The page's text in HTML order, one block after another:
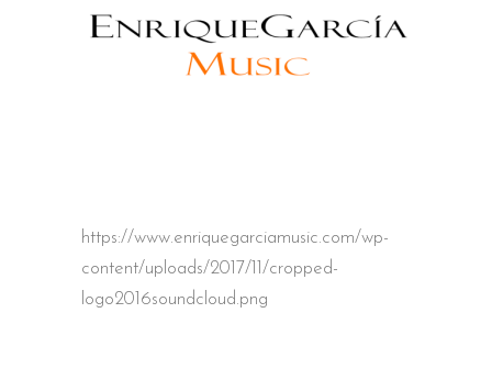
https://www.enriquegarciamusic.com/wp-
content/uploads/2017/11/cropped-
logo2016soundcloud.png